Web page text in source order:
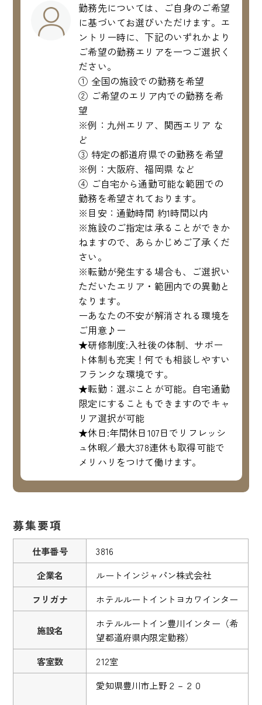
勤務先については、ご自身のご希望
に基づいてお選びいただけます。エ
ントリー時に、下記のいずれかより
ご希望の勤務エリアを一つご選択く
ださい。
① 全国の施設での勤務を希望
② ご希望のエリア内での勤務を希
望
※例：九州エリア、関西エリア な
ど
③ 特定の都道府県での勤務を希望
※例：大阪府、福岡県 など
④ ご自宅から通勤可能な範囲での
勤務を希望されております。
※目安：通勤時間 約1時間以内
※施設のご指定は承ることができか
ねますので、あらかじめご了承くだ
さい。
※転勤が発生する場合も、ご選択い
ただいたエリア・範囲内での異動と
なります。
ーあなたの不安が解消される環境を
ご用意♪ー
★研修制度:入社後の体制、サポー
ト体制も充実！何でも相談しやすい
フランクな環境です。
★転勤：選ぶことが可能。自宅通勤
限定にすることもできますのでキャ
リア選択が可能
★休日:年間休日107日でリフレッシ
ュ休暇／最大378連休も取得可能で
メリハリをつけて働けます。
募集要項
仕事番号
3816
企業名
ルートインジャパン株式会社
フリガナ
ホテルルートイントヨカワインター
施設名
ホテルルートイン豊川インター（希
望都道府県内限定勤務）
客室数
212室
愛知県豊川市上野２－２０